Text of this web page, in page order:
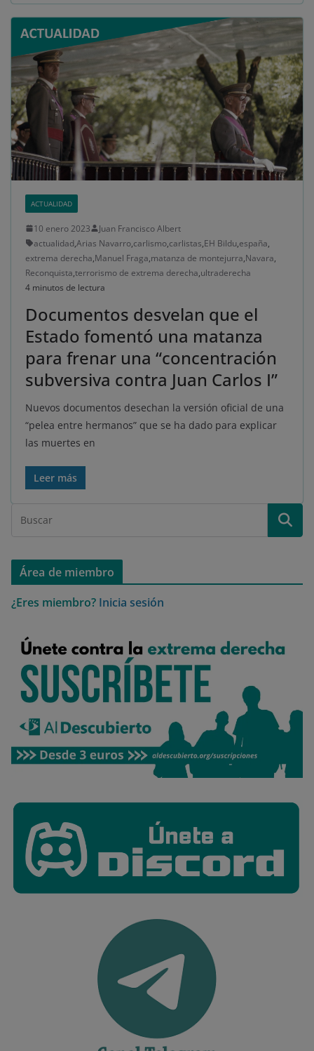
ACTUALIDAD
10 enero 2023
Juan Francisco Albert
actualidad,Arias Navarro,carlismo,carlistas,EH Bildu,españa,
extrema derecha,Manuel Fraga,matanza de montejurra,Navara,
Reconquista,terrorismo de extrema derecha,ultraderecha
4 minutos de lectura
Documentos desvelan que el
Estado fomentó una matanza
para frenar una “concentración
subversiva contra Juan Carlos I”
Nuevos documentos desechan la versión oficial de una
“pelea entre hermanos” que se ha dado para explicar
las muertes en
Leer más
Área de miembro
¿Eres miembro? Inicia sesión